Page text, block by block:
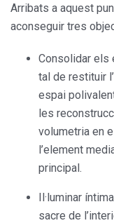
Arribats a aquest
aconseguir tres
Consolidar els
tal de restituir
espai
les
volumetria en
l’element
principal.
Il·luminar
sacre de